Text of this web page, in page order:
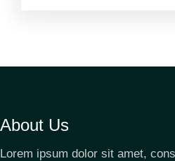
About Us
Lorem ipsum dolor sit amet,